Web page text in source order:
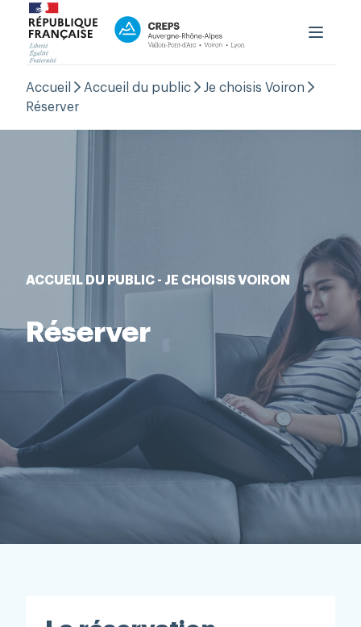
Le CREPS
Formation
Haut niveau
Contact
Espace Personnel
Accueil Accueil du public
Je choisis Voiron
Réserver
ACCUEIL DU PUBLIC - JE CHOISIS VOIRON
Réserver